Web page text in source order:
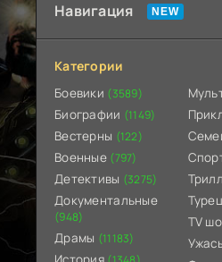
Навигация
Категории
Боевики (3589)
Биографии (1149)
Вестерны (122)
Военные (797)
Детективы (3275)
Документальные
(948)
Драмы (11183)
TV